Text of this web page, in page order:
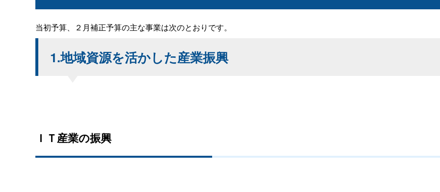
当初予算、２月補正予算の主な事業は次のとおりです。
1.地域資源を活かした産業振興
ＩＴ産業の振興